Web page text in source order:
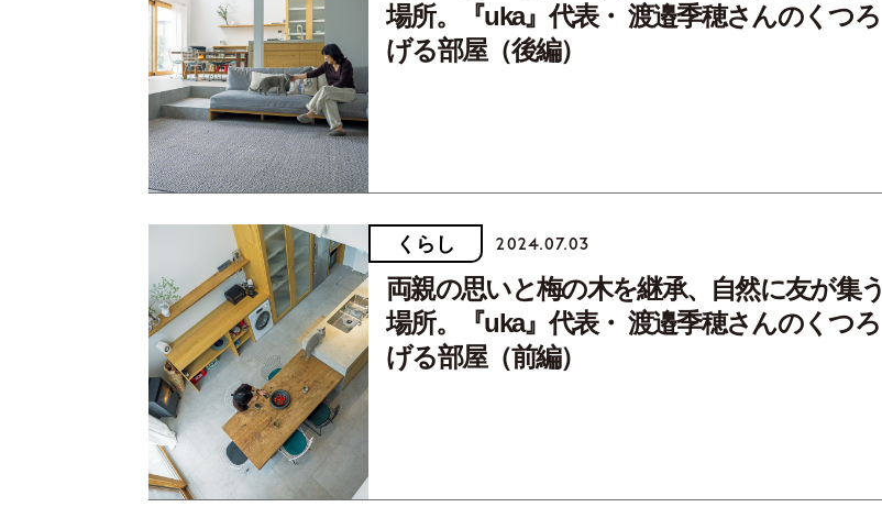
場所。『uka』代表・ 渡邉季穂さんのくつろ
げる部屋（後編）
くらし 2024.07.03
両親の思いと梅の木を継承、自然に友が集う
場所。『uka』代表・ 渡邉季穂さんのくつろ
げる部屋（前編）